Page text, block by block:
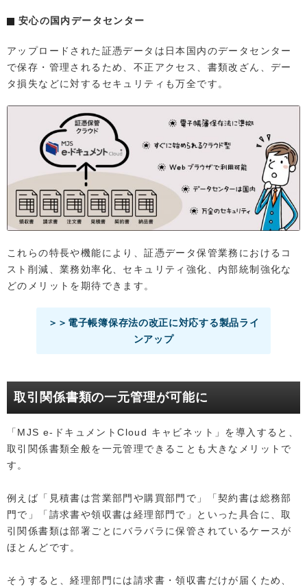
安心の国内データセンター
アップロードされた証憑データは日本国内のデータセンター
で保存・管理されるため、不正アクセス、書類改ざん、デー
タ損失などに対するセキュリティも万全です。
これらの特長や機能により、証憑データ保管業務におけるコ
スト削減、業務効率化、セキュリティ強化、内部統制強化な
どのメリットを期待できます。
＞＞電子帳簿保存法の改正に対応する製品ライ
ンアップ
取引関係書類の一元管理が可能に
「MJS e-ドキュメントCloud キャビネット」を導入すると、
取引関係書類全般を一元管理できることも大きなメリットで
す。
例えば「見積書は営業部門や購買部門で」「契約書は総務部
門で」「請求書や領収書は経理部門で」といった具合に、取
引関係書類は部署ごとにバラバラに保管されているケースが
ほとんどです。
そうすると、経理部門には請求書・領収書だけが届くため、